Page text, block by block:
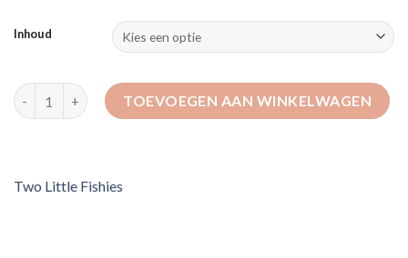
Inhoud
STAX rock - Two Little Fishies aantalTOEVOEGEN AAN WINKELWAGEN
Two Little Fishies